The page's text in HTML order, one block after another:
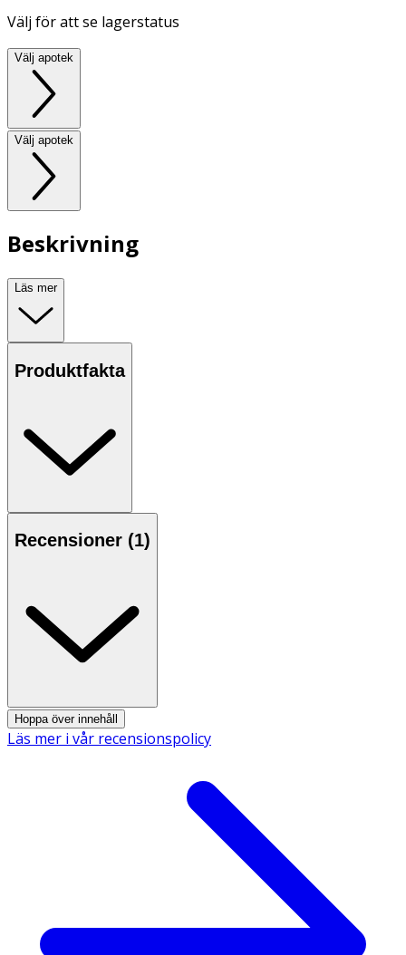
Välj för att se lagerstatus
Välj apotek
Välj apotek
Beskrivning
Läs mer
Produktfakta
Recensioner (1)
Hoppa över innehåll
Läs mer i vår recensionspolicy